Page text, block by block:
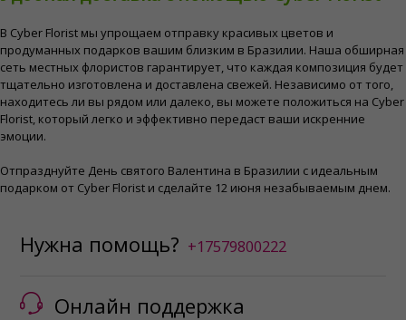
В Cyber ​​Florist мы упрощаем отправку красивых цветов и
продуманных подарков вашим близким в Бразилии. Наша обширная
сеть местных флористов гарантирует, что каждая композиция будет
тщательно изготовлена ​​и доставлена ​​свежей. Независимо от того,
находитесь ли вы рядом или далеко, вы можете положиться на Cyber
​​Florist, который легко и эффективно передаст ваши искренние
эмоции.
Отпразднуйте День святого Валентина в Бразилии с идеальным
подарком от Cyber ​​Florist и сделайте 12 июня незабываемым днем.
Нужна помощь? +17579800222
Онлайн поддержка